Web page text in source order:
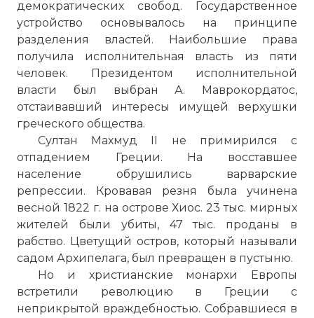
демократических свобод. Государственное
устройство основывалось на принципе
разделения властей. Наибольшие права
получила исполнительная власть из пяти
человек. Президентом исполнительной
власти был выбран А. Маврокордатос,
отстаивавший интересы имущей верхушки
греческого общества.
Султан Махмуд II не примирился с
отпадением Греции. На восставшее
население обрушились варварские
репрессии. Кровавая резня была учинена
весной 1822 г. на острове Хиос. 23 тыс. мирных
жителей были убиты, 47 тыс. проданы в
рабство. Цветущий остров, который называли
садом Архипелага, был превращен в пустыню.
Но и христианские монархи Европы
встретили революцию в Греции с
неприкрытой враждебностью. Собравшиеся в